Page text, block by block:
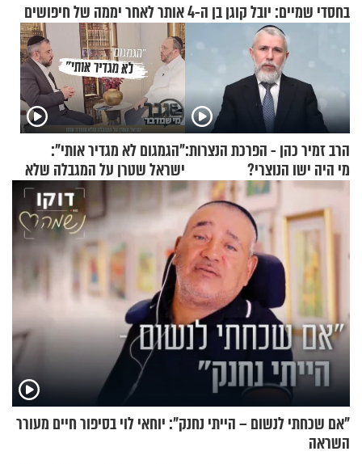
בחסדי שמיים: יובל קוגן בן ה-4 אותר לאחר יממה של חיפושים
הרב זמיר כהן - הפרכת הנצרות:
מי היה ישו הנוצרי?
"הגמגום לא מגדיר אותי":
ישראל שטרן על המגבלה שלא
עוצרת אותו
"אם שכחתי לנשום – הייתי נחנק": יוחאי לוי בסיפור חיים מעורר
השראה